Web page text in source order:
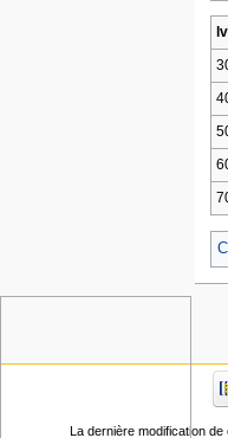
lvl
La dernière modification